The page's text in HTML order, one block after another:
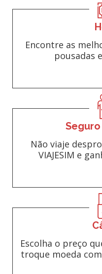
Encontre as
pousadas
Não viaje
VIAJESIM e
Escolha o preço
troque moeda